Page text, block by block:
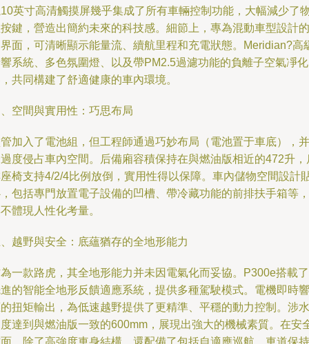
英寸高清觸摸屏幾乎集成了所有車輛控制功能，大幅減少了
鍵，營造出簡約未來的科技感。細節上，專為混動車型設計的
面，可清晰顯示能量流、續航里程和充電狀態。Meridian?高
系統、多色氛圍燈、以及帶PM2.5過濾功能的負離子空氣凈化
共同構建了舒適健康的車內環境。
空間與實用性：巧思布局
加入了電池組，但工程師通過巧妙布局（電池置于車底），并
度侵占車內空間。后備廂容積保持在與燃油版相近的472升，
椅支持4/2/4比例放倒，實用性得以保障。車內儲物空間設計
包括專門放置電子設備的凹槽、帶冷藏功能的前排扶手箱等，
體現人性化考量。
越野與安全：底蘊猶存的全地形能力
一款路虎，其全地形能力并未因電氣化而妥協。P300e搭載了
的智能全地形反饋適應系統，提供多種駕駛模式。電機即時響
扭矩輸出，為低速越野提供了更精準、平穩的動力控制。涉水
達到與燃油版一致的600mm，展現出強大的機械素質。在安
，除了高強度車身結構，還配備了包括自適應巡航、車道保持